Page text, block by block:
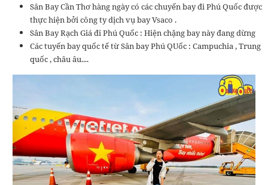
Sân Bay Cần Thơ hàng ngày có các chuyến bay đi Phú Quốc được
thực hiện bởi công ty dịch vụ bay Vsaco .
Sân Bay Rạch Giá đi Phú Quốc : Hiện chặng bay này đang dừng
Các tuyến bay quốc tế từ Sân bay Phú QUốc : Campuchia , Trung
quốc , châu âu....